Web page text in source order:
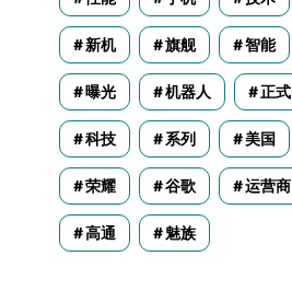
新机 旗舰 智能
曝光 机器人 正式
科技 系列 美国
荣耀 谷歌 运营商
高通 魅族